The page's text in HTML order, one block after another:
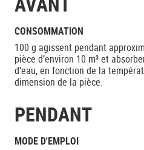
CONSOMMATION
100 g agissent pendant
pièce d’environ 10 m³ et
d’eau, en fonction de la
dimension de la pièce.
PENDANT
MODE D'EMPLOI